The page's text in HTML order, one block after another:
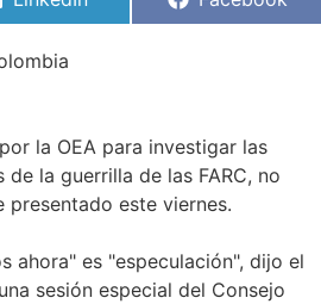
la OEA para investigar las
la guerrilla de las FARC, no
este viernes.
ahora" es "especulación", dijo el
sesión especial del Consejo